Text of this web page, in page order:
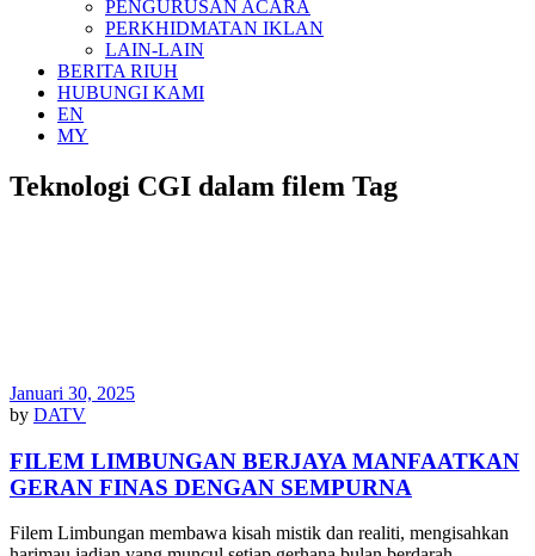
PENGURUSAN ACARA
PERKHIDMATAN IKLAN
LAIN-LAIN
BERITA RIUH
HUBUNGI KAMI
EN
MY
Teknologi CGI dalam filem Tag
Januari 30, 2025
by DATV
FILEM LIMBUNGAN BERJAYA MANFAATKAN
GERAN FINAS DENGAN SEMPURNA
Filem Limbungan membawa kisah mistik dan realiti, mengisahkan